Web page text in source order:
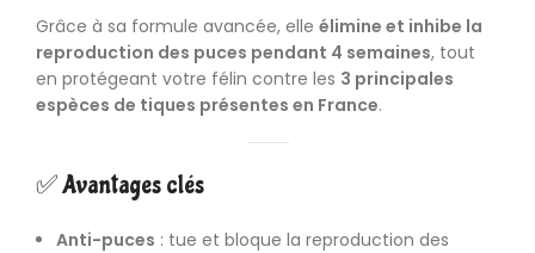
Grâce à sa formule avancée, elle élimine et inhibe la
reproduction des puces pendant 4 semaines, tout
en protégeant votre félin contre les 3 principales
espèces de tiques présentes en France.
✅ Avantages clés
Anti-puces : tue et bloque la reproduction des